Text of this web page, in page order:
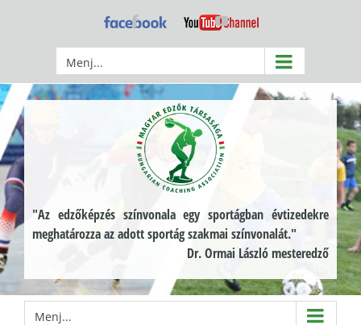
Facebook YouTube
Menj...
"Az edzőképzés színvonala egy sportágban évtizedekre
meghatározza az adott sportág szakmai színvonalát."
Dr. Ormai László mesteredző
Menj...